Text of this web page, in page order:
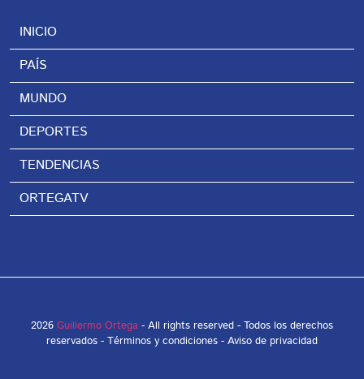
INICIO
PAÍS
MUNDO
DEPORTES
TENDENCIAS
ORTEGATV
2026 Guillermo Ortega - All rights reserved - Todos los derechos
reservados - Términos y condiciones - Aviso de privacidad